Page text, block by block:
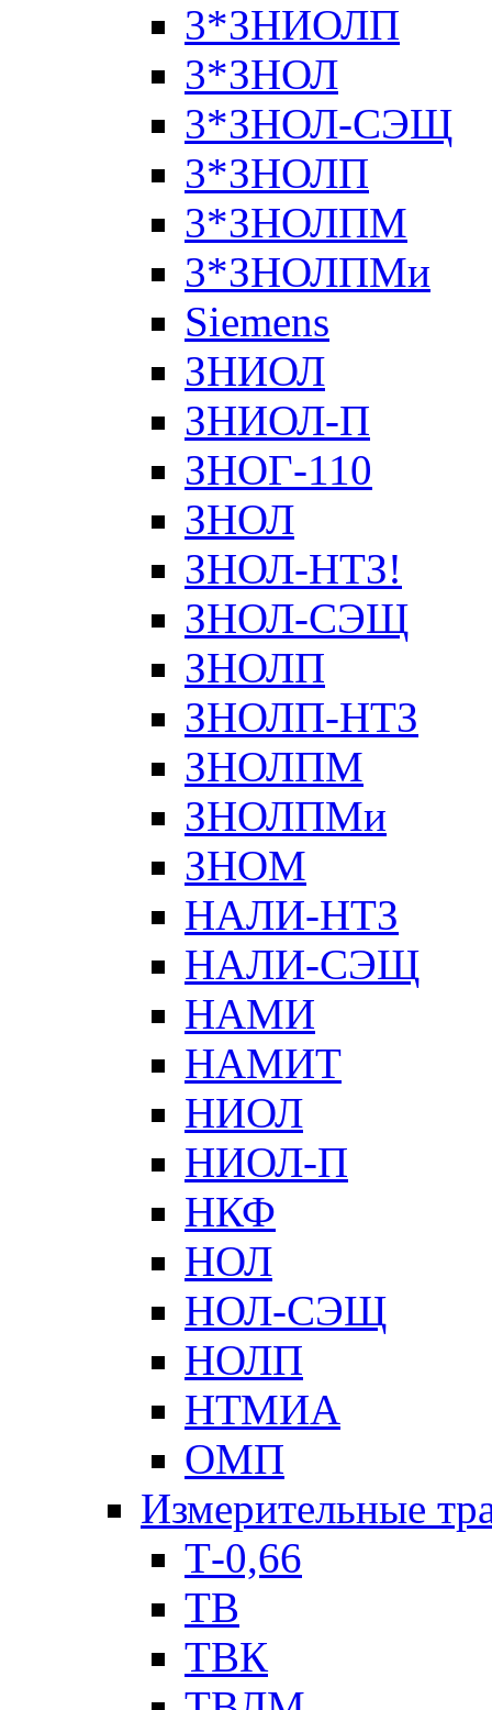
3*ЗНИОЛП
3*ЗНОЛ
3*ЗНОЛ-СЭЩ
3*ЗНОЛП
3*ЗНОЛПМ
3*ЗНОЛПМи
Siemens
ЗНИОЛ
ЗНИОЛ-П
ЗНОГ-110
ЗНОЛ
ЗНОЛ-НТЗ!
ЗНОЛ-СЭЩ
ЗНОЛП
ЗНОЛП-НТЗ
ЗНОЛПМ
ЗНОЛПМи
ЗНОМ
НАЛИ-НТЗ
НАЛИ-СЭЩ
НАМИ
НАМИТ
НИОЛ
НИОЛ-П
НКФ
НОЛ
НОЛ-СЭЩ
НОЛП
НТМИА
ОМП
Измерительные
Т-0,66
ТВ
ТВК